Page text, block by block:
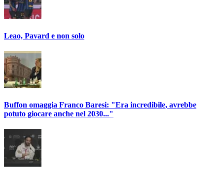
Leao, Pavard e non solo
Buffon omaggia Franco Baresi: "Era incredibile, avrebbe
potuto giocare anche nel 2030..."